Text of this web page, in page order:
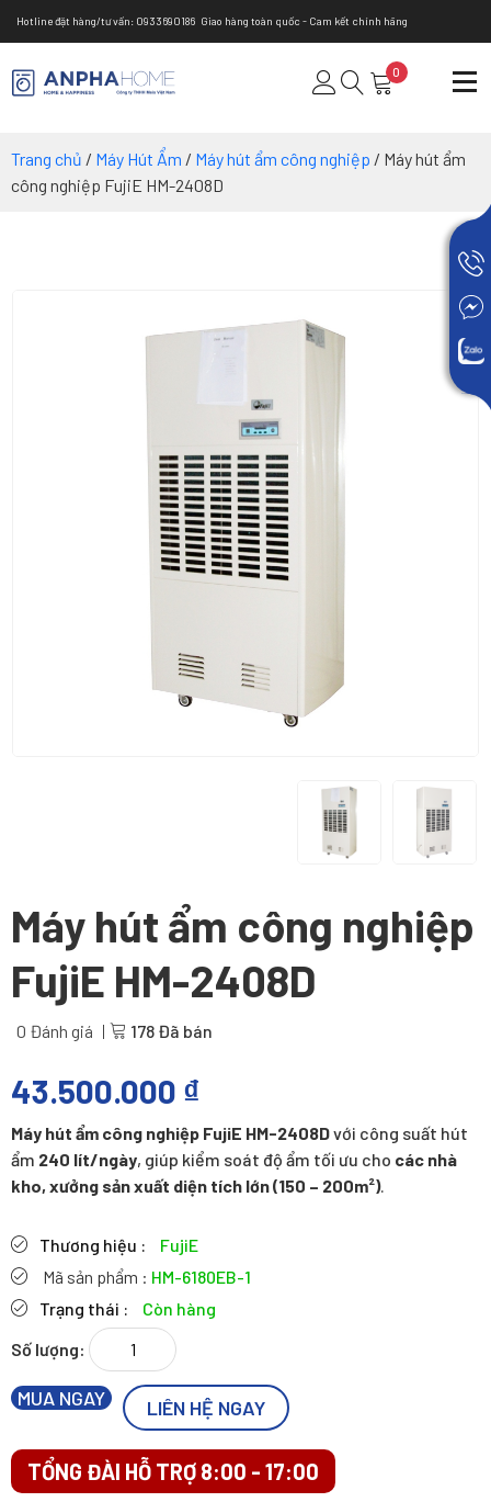
Hotline đặt hàng/tư vấn: 0933690186 Giao hàng toàn quốc - Cam kết chính hãng
0
Trang chủ / Máy Hút Ẩm / Máy hút ẩm công nghiệp / Máy hút ẩm
công nghiệp FujiE HM-2408D
Máy hút ẩm công nghiệp
FujiE HM-2408D
0 Đánh giá 178 Đã bán
43.500.000 ₫
Máy hút ẩm công nghiệp FujiE HM-2408Dvới công suất hút
ẩm 240 lít/ngày, giúp kiểm soát độ ẩm tối ưu cho các nhà
kho, xưởng sản xuất diện tích lớn (150 – 200m²).
Thương hiệu :
FujiE
Mã sản phẩm : HM-6180EB-1
Trạng thái :
Còn hàng
Máy
hút
ẩm
công
nghiệp
FujiE
HM-
MUA NGAY LIÊN HỆ NGAY
TỔNG ĐÀI HỖ TRỢ 8:00 - 17:00